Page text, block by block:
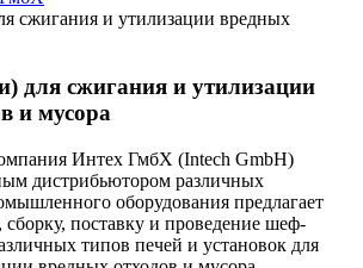
сжигания и утилизации вредных
для сжигания и утилизации
и мусора
Интех ГмбХ (Intech GmbH)
дистрибьютором различных
оборудования предлагает
сборку, поставку и проведение шеф-
типов печей и установок для